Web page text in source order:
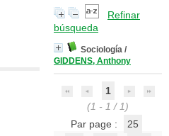
Refinar
búsqueda
Sociología /
GIDDENS, Anthony
1
(1 - 1 / 1)
Par page :
25